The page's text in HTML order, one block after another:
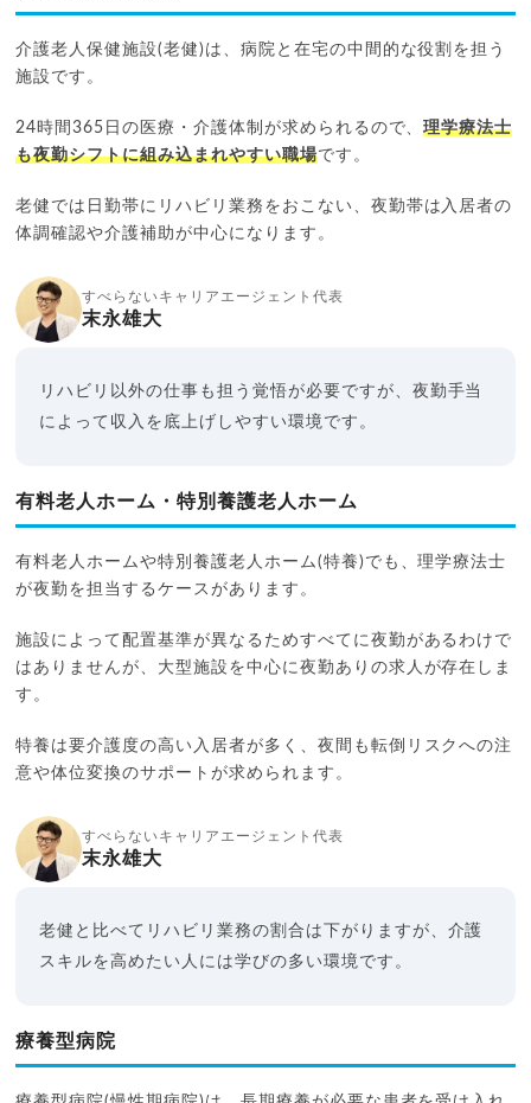
介護老人保健施設(老健)は、病院と在宅の中間的な役割を担う
施設です。
24時間365日の医療・介護体制が求められるので、理学療法士
も夜勤シフトに組み込まれやすい職場です。
老健では日勤帯にリハビリ業務をおこない、夜勤帯は入居者の
体調確認や介護補助が中心になります。
すべらないキャリアエージェント代表
末永雄大
リハビリ以外の仕事も担う覚悟が必要ですが、夜勤手当
によって収入を底上げしやすい環境です。
有料老人ホーム・特別養護老人ホーム
有料老人ホームや特別養護老人ホーム(特養)でも、理学療法士
が夜勤を担当するケースがあります。
施設によって配置基準が異なるためすべてに夜勤があるわけで
はありませんが、大型施設を中心に夜勤ありの求人が存在しま
す。
特養は要介護度の高い入居者が多く、夜間も転倒リスクへの注
意や体位変換のサポートが求められます。
すべらないキャリアエージェント代表
末永雄大
老健と比べてリハビリ業務の割合は下がりますが、介護
スキルを高めたい人には学びの多い環境です。
療養型病院